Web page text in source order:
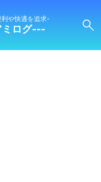
や快適を追求-
ログ---